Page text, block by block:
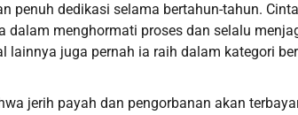
penuh dedikasi selama bertahun-tahun. Cinta
menghormati proses dan selalu
juga pernah ia raih dalam kategori
jerih payah dan pengorbanan akan